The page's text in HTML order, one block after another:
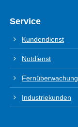
Service
Kundendienst
Notdienst
Fernüberwachung
Industriekunden